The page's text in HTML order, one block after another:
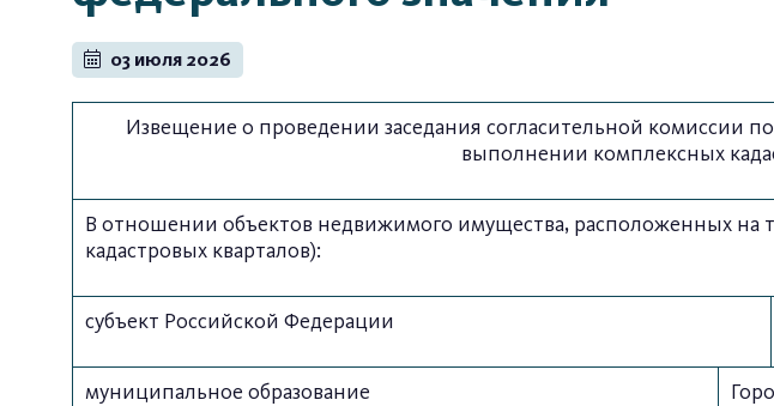
03 июля 2026
Извещение о проведении заседания согласительной комиссии
выполнении комплексных
В отношении объектов недвижимого имущества, расположенных на
кадастровых кварталов):
субъект Российской Федерации
муниципальное образование